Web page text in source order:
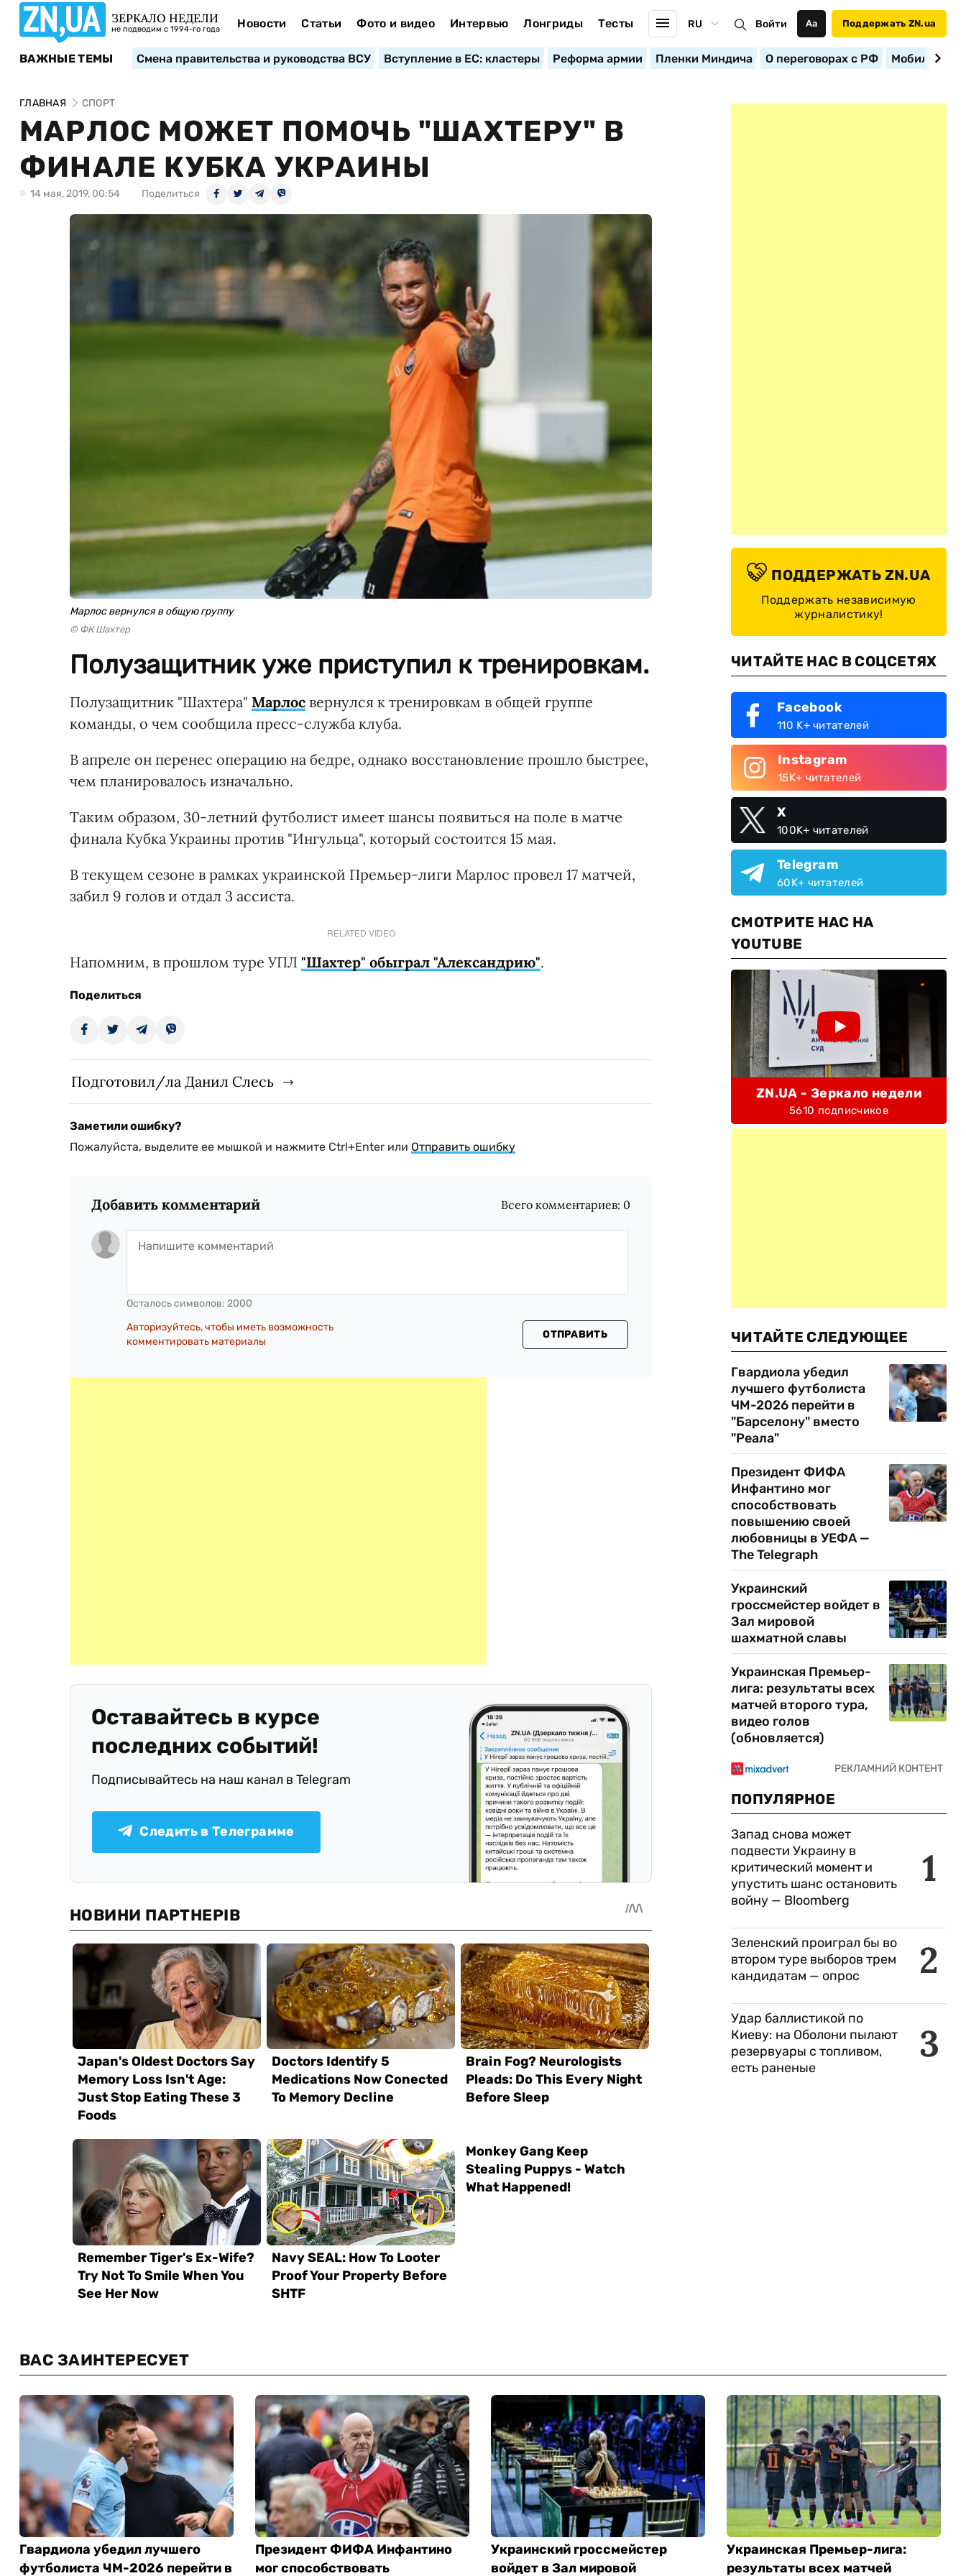
ЗЕРКАЛО НЕДЕЛИ
не подводим с 1994-го года Новости Статьи Фото и видео Интервью Лонгриды Тесты RU Войти Аа Поддержать ZN.ua
ВАЖНЫЕ ТЕМЫ Смена правительства и руководства ВСУ Вступление в ЕС: кластеры Реформа армии Пленки Миндича О переговорах с РФ
ГЛАВНАЯ СПОРТ
МАРЛОС МОЖЕТ ПОМОЧЬ "ШАХТЕРУ" В
ФИНАЛЕ КУБКА УКРАИНЫ
14 мая, 2019, 00:54 Поделиться
Марлос вернулся в общую группу
© ФК Шахтер
Полузащитник уже приступил к тренировкам.
Полузащитник "Шахтера" Марлос вернулся к тренировкам в общей группе
команды, о чем сообщила пресс-служба клуба.
В апреле он перенес операцию на бедре, однако восстановление прошло быстрее,
чем планировалось изначально.
Таким образом, 30-летний футболист имеет шансы появиться на поле в матче
финала Кубка Украины против "Ингульца", который состоится 15 мая.
В текущем сезоне в рамках украинской Премьер-лиги Марлос провел 17 матчей,
забил 9 голов и отдал 3 ассиста.
RELATED VIDEO
Напомним, в прошлом туре УПЛ "Шахтер" обыграл "Александрию".
Поделиться
Подготовил/ла Данил Слесь
Заметили ошибку?
Пожалуйста, выделите ее мышкой и нажмите Ctrl+Enter или Отправить ошибку
Добавить комментарий Всего комментариев: 0
Осталось символов: 2000
Авторизуйтесь, чтобы иметь возможность
комментировать материалы
ОТПРАВИТЬ
Оставайтесь в курсе
последних событий!
Подписывайтесь на наш канал в Telegram
Следить в Телеграмме
ПОДДЕРЖАТЬ ZN.UA
Поддержать независимую
журналистику!
ЧИТАЙТЕ НАС В СОЦСЕТЯХ
Facebook
110 K+ читателей
Instagram
15K+ читателей
X
100K+ читателей
Telegram
60K+ читателей
СМОТРИТЕ НАС НА
YOUTUBE
ZN.UA - Зеркало недели
5610 подписчиков
ЧИТАЙТЕ СЛЕДУЮЩЕЕ
Гвардиола убедил
лучшего футболиста
ЧМ-2026 перейти в
"Барселону" вместо
"Реала"
Президент ФИФА
Инфантино мог
способствовать
повышению своей
любовницы в УЕФА —
The Telegraph
Украинский
гроссмейстер войдет в
Зал мировой
шахматной славы
Украинская Премьер-
лига: результаты всех
матчей второго тура,
видео голов
(обновляется)
ПОПУЛЯРНОЕ
1
Запад снова может
подвести Украину в
критический момент и
упустить шанс остановить
войну — Bloomberg
2
Зеленский проиграл бы во
втором туре выборов трем
кандидатам — опрос
3
Удар баллистикой по
Киеву: на Оболони пылают
резервуары с топливом,
есть раненые
ВАС ЗАИНТЕРЕСУЕТ
Гвардиола убедил лучшего
футболиста ЧМ-2026 перейти в
Президент ФИФА Инфантино
мог способствовать
Украинский гроссмейстер
войдет в Зал мировой
Украинская Премьер-лига:
результаты всех матчей